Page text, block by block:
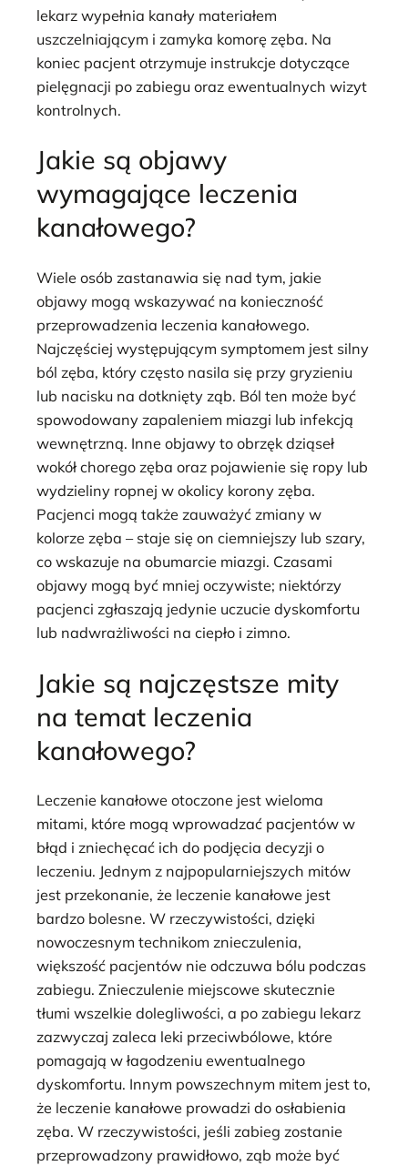
lekarz wypełnia kanały materiałem
uszczelniającym i zamyka komorę zęba. Na
koniec pacjent otrzymuje instrukcje dotyczące
pielęgnacji po zabiegu oraz ewentualnych wizyt
kontrolnych.
Jakie są objawy
wymagające leczenia
kanałowego?
Wiele osób zastanawia się nad tym, jakie
objawy mogą wskazywać na konieczność
przeprowadzenia leczenia kanałowego.
Najczęściej występującym symptomem jest silny
ból zęba, który często nasila się przy gryzieniu
lub nacisku na dotknięty ząb. Ból ten może być
spowodowany zapaleniem miazgi lub infekcją
wewnętrzną. Inne objawy to obrzęk dziąseł
wokół chorego zęba oraz pojawienie się ropy lub
wydzieliny ropnej w okolicy korony zęba.
Pacjenci mogą także zauważyć zmiany w
kolorze zęba – staje się on ciemniejszy lub szary,
co wskazuje na obumarcie miazgi. Czasami
objawy mogą być mniej oczywiste; niektórzy
pacjenci zgłaszają jedynie uczucie dyskomfortu
lub nadwrażliwości na ciepło i zimno.
Jakie są najczęstsze mity
na temat leczenia
kanałowego?
Leczenie kanałowe otoczone jest wieloma
mitami, które mogą wprowadzać pacjentów w
błąd i zniechęcać ich do podjęcia decyzji o
leczeniu. Jednym z najpopularniejszych mitów
jest przekonanie, że leczenie kanałowe jest
bardzo bolesne. W rzeczywistości, dzięki
nowoczesnym technikom znieczulenia,
większość pacjentów nie odczuwa bólu podczas
zabiegu. Znieczulenie miejscowe skutecznie
tłumi wszelkie dolegliwości, a po zabiegu lekarz
zazwyczaj zaleca leki przeciwbólowe, które
pomagają w łagodzeniu ewentualnego
dyskomfortu. Innym powszechnym mitem jest to,
że leczenie kanałowe prowadzi do osłabienia
zęba. W rzeczywistości, jeśli zabieg zostanie
przeprowadzony prawidłowo, ząb może być